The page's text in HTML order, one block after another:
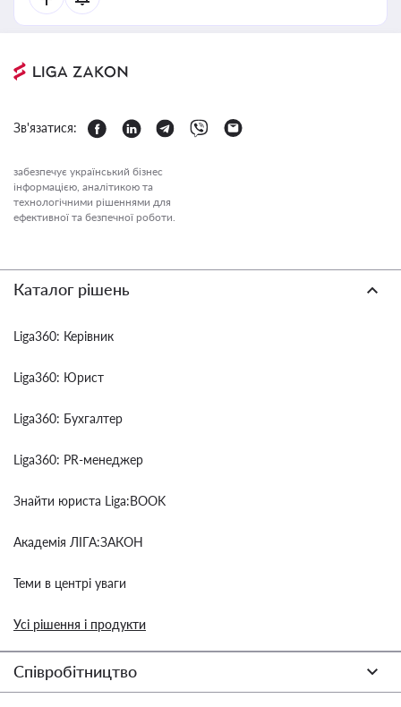
Зв'язатися:
забезпечує український бізнес
інформацією, аналітикою та
технологічними рішеннями для
ефективної та безпечної роботи.
Каталог рішень
Liga360: Керівник
Liga360: Юрист
Liga360: Бухгалтер
Liga360: PR-менеджер
Знайти юриста Liga:BOOK
Академія ЛІГА:ЗАКОН
Теми в центрі уваги
Усі рішення і продукти
Співробітництво